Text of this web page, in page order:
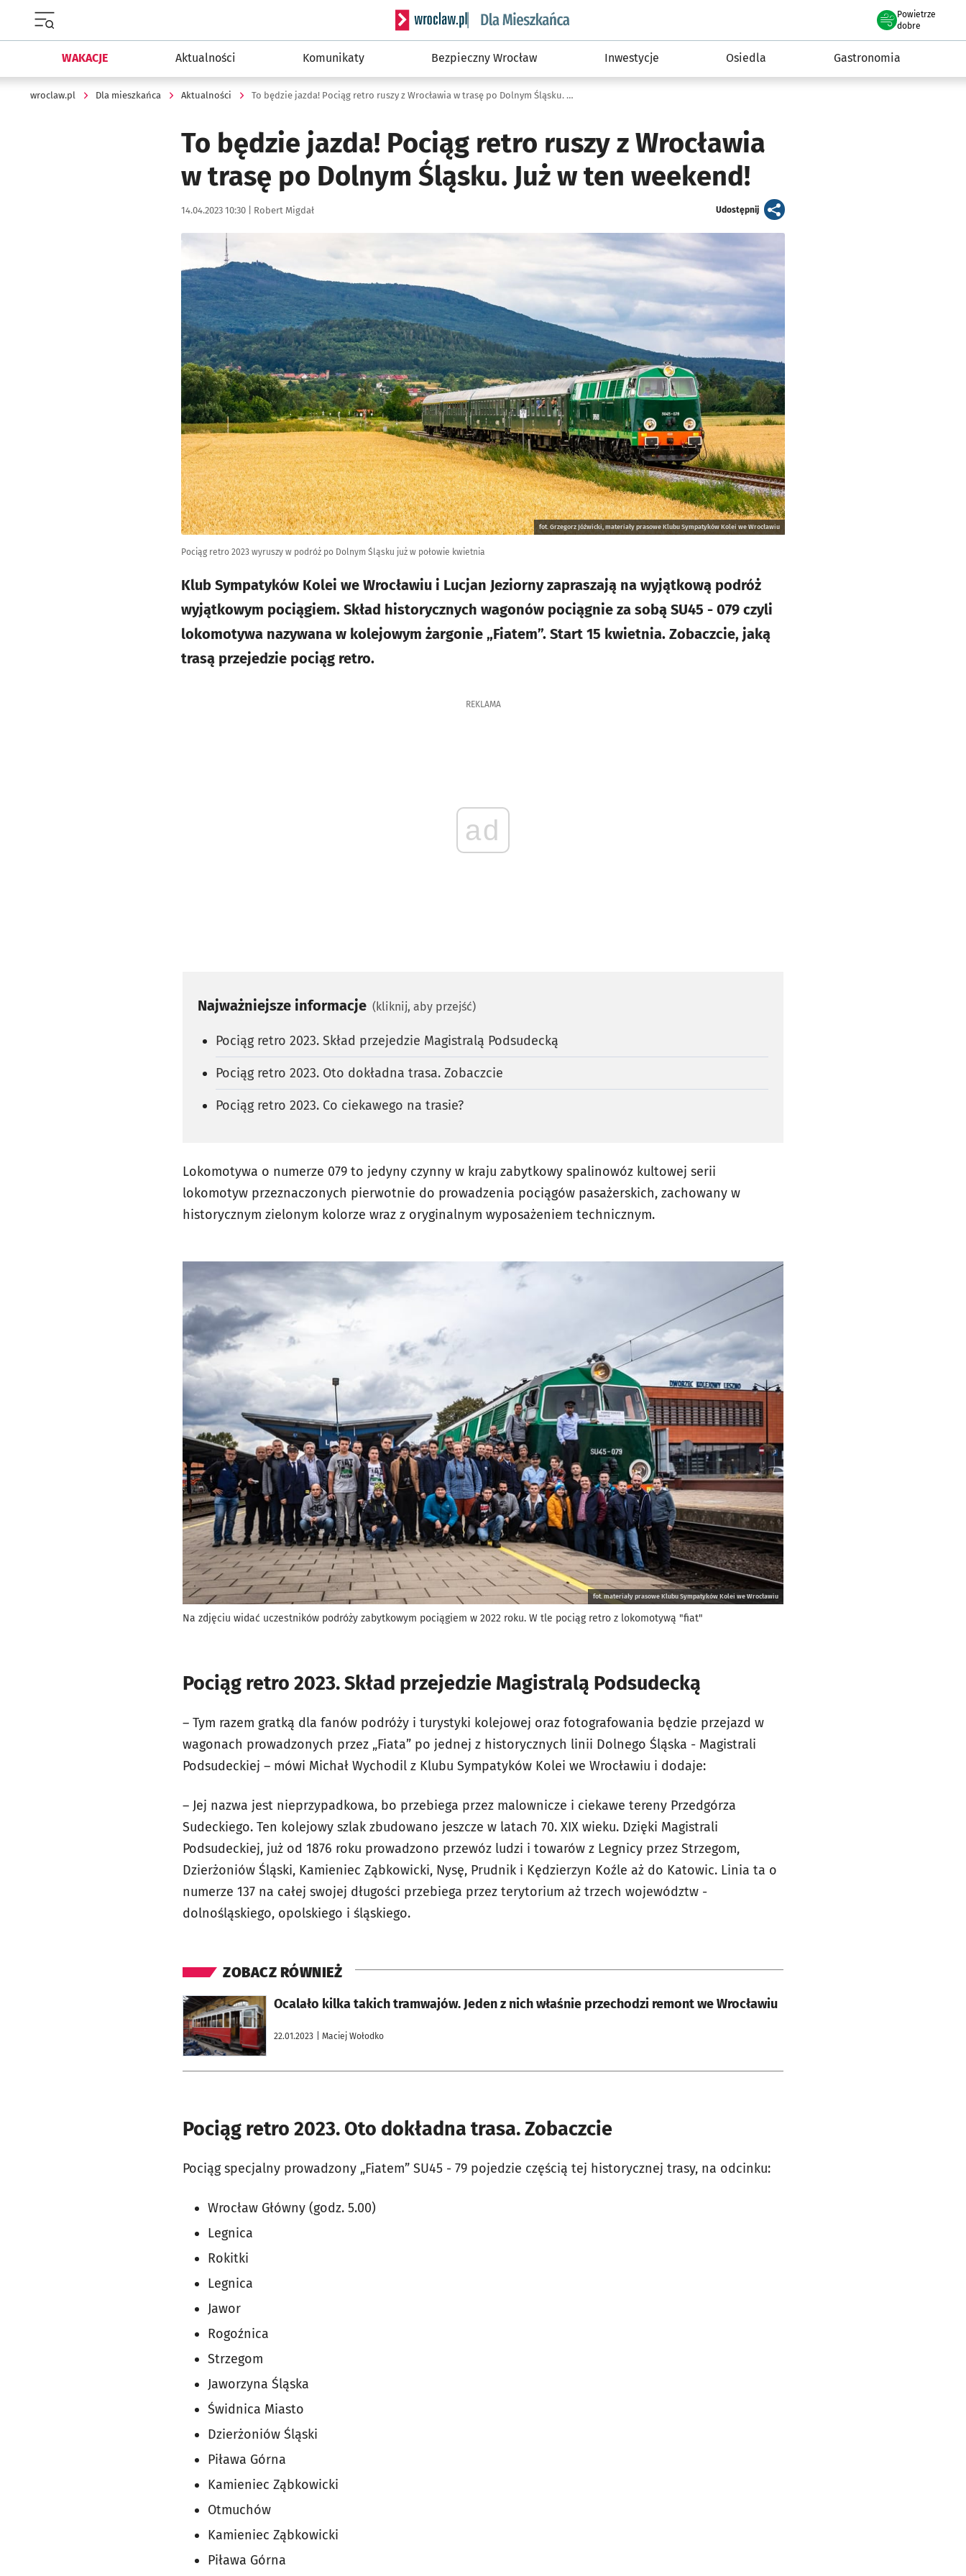
Serwis informacyjny wroclaw.pl podserwis: Dla mieszkańca
Powietrze
we Wrocławiu
dobre
WAKACJE Aktualności Komunikaty Bezpieczny Wrocław Inwestycje Osiedla Gastronomia
wroclaw.pl Dla mieszkańca Aktualności To będzie jazda! Pociąg retro ruszy z Wrocławia w trasę po Dolnym Śląsku. Już w ten weekend!
To będzie jazda! Pociąg retro ruszy z Wrocławia
w trasę po Dolnym Śląsku. Już w ten weekend!
Data publikacji:
14.04.2023 10:30 | Autor:
Robert Migdał Udostępnijartykuł
Kliknij, aby powiększyć
fot. Grzegorz Jóźwicki, materiały prasowe Klubu Sympatyków Kolei we Wrocławiu
Pociąg retro 2023 wyruszy w podróż po Dolnym Śląsku już w połowie kwietnia
Klub Sympatyków Kolei we Wrocławiu i Lucjan Jeziorny zapraszają na wyjątkową podróż
wyjątkowym pociągiem. Skład historycznych wagonów pociągnie za sobą SU45 - 079 czyli
lokomotywa nazywana w kolejowym żargonie „Fiatem”. Start 15 kwietnia. Zobaczcie, jaką
trasą przejedzie pociąg retro.
REKLAMA
ad
Najważniejsze informacje (kliknij, aby przejść)
Pociąg retro 2023. Skład przejedzie Magistralą Podsudecką
Pociąg retro 2023. Oto dokładna trasa. Zobaczcie
Pociąg retro 2023. Co ciekawego na trasie?
Lokomotywa o numerze 079 to jedyny czynny w kraju zabytkowy spalinowóz kultowej serii
lokomotyw przeznaczonych pierwotnie do prowadzenia pociągów pasażerskich, zachowany w
historycznym zielonym kolorze wraz z oryginalnym wyposażeniem technicznym.
fot. materiały prasowe Klubu Sympatyków Kolei we Wrocławiu
Na zdjęciu widać uczestników podróży zabytkowym pociągiem w 2022 roku. W tle pociąg retro z lokomotywą "fiat"
Pociąg retro 2023. Skład przejedzie Magistralą Podsudecką
– Tym razem gratką dla fanów podróży i turystyki kolejowej oraz fotografowania będzie przejazd w
wagonach prowadzonych przez „Fiata” po jednej z historycznych linii Dolnego Śląska - Magistrali
Podsudeckiej – mówi Michał Wychodil z Klubu Sympatyków Kolei we Wrocławiu i dodaje:
– Jej nazwa jest nieprzypadkowa, bo przebiega przez malownicze i ciekawe tereny Przedgórza
Sudeckiego. Ten kolejowy szlak zbudowano jeszcze w latach 70. XIX wieku. Dzięki Magistrali
Podsudeckiej, już od 1876 roku prowadzono przewóz ludzi i towarów z Legnicy przez Strzegom,
Dzierżoniów Śląski, Kamieniec Ząbkowicki, Nysę, Prudnik i Kędzierzyn Koźle aż do Katowic. Linia ta o
numerze 137 na całej swojej długości przebiega przez terytorium aż trzech województw -
dolnośląskiego, opolskiego i śląskiego.
ZOBACZ RÓWNIEŻ
Ocalało kilka takich tramwajów. Jeden z nich właśnie przechodzi remont we Wrocławiu
22.01.2023 | Maciej Wołodko
otworzy się w nowej karcie
Pociąg retro 2023. Oto dokładna trasa. Zobaczcie
Pociąg specjalny prowadzony „Fiatem” SU45 - 79 pojedzie częścią tej historycznej trasy, na odcinku:
Wrocław Główny (godz. 5.00)
Legnica
Rokitki
Legnica
Jawor
Rogoźnica
Strzegom
Jaworzyna Śląska
Świdnica Miasto
Dzierżoniów Śląski
Piława Górna
Kamieniec Ząbkowicki
Otmuchów
Kamieniec Ząbkowicki
Piława Górna